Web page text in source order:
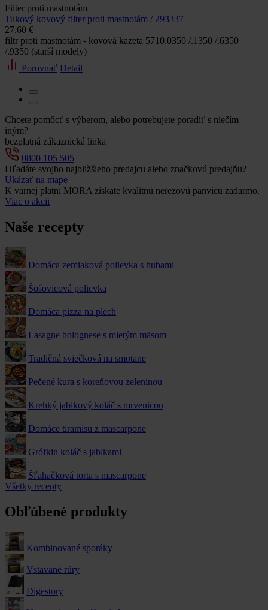
Filter proti mastnotám
Tukový kovový filter proti mastnotám / 293337
27.60 €
filtr proti mastnotám - kovová kazeta 5710.0350 /.1350 /.6350
/.9350 (starší modely)
Porovnať Detail
Chcete pomôcť s výberom, alebo potrebujete poradiť s niečím
iným?
bezplatná zákaznická linka
0800 105 505
Hľadáte svojho najbližšieho predajcu alebo značkovú predajňu?
Ukázať na mape
K varnej platni MORA získate kvalitnú nerezovú panvicu zadarmo.
Viac o akcii
Naše recepty
Domáca zemiaková polievka s hubami
Šošovicová polievka
Domáca pizza na plech
Lasagne bolognese s mletým mäsom
Tradičná sviečková na smotane
Pečené kura s koreňovou zeleninou
Krehký jablkový koláč s mrvenicou
Domáce tiramisu z mascarpone
Grófkin koláč s jablkami
Šľahačková torta s mascarpone
Všetky recepty
Obľúbené produkty
Kombinované sporáky
Vstavané rúry
Digestory